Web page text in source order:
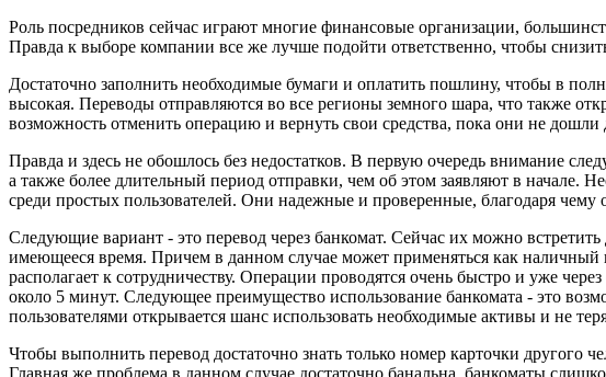
Роль посредников сейчас играют многие финансовые организации,
Правда к выборе компании все же лучше подойти ответственно, чтобы
Достаточно заполнить необходимые бумаги и оплатить пошлину, чтобы в
высокая. Переводы отправляются во все регионы земного шара, что также
возможность отменить операцию и вернуть свои средства, пока они не дошли
Правда и здесь не обошлось без недостатков. В первую очередь внимание
а также более длительный период отправки, чем об этом заявляют в начале.
среди простых пользователей. Они надежные и проверенные, благодаря
Следующие вариант - это перевод через банкомат. Сейчас их можно
имеющееся время. Причем в данном случае может применяться как наличный
располагает к сотрудничеству. Операции проводятся очень быстро и уже
около 5 минут. Следующее преимущество использование банкомата - это
пользователями открывается шанс использовать необходимые активы и не
Чтобы выполнить перевод достаточно знать только номер карточки другого
Главная же проблема в данном случае достаточно банальна, банкоматы